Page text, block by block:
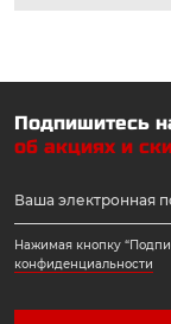
Подпишитесь
об акциях и
Нажимая кнопку
конфиденциальности